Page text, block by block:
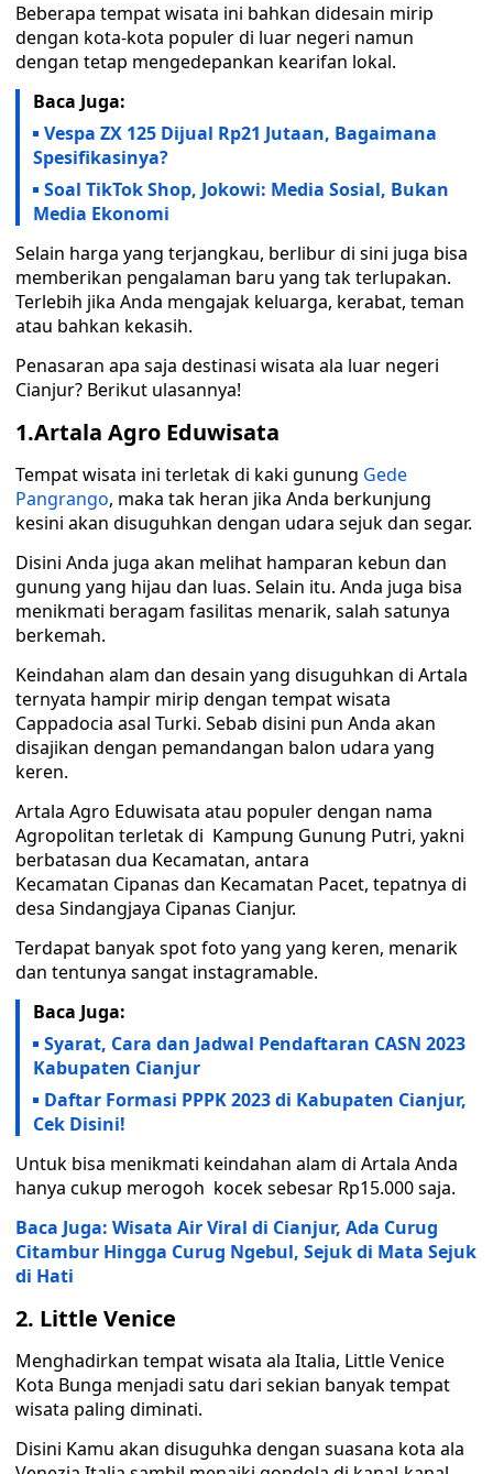
Beberapa tempat wisata ini bahkan didesain mirip
dengan kota-kota populer di luar negeri namun
dengan tetap mengedepankan kearifan lokal.
Baca Juga:
Vespa ZX 125 Dijual Rp21 Jutaan, Bagaimana
Spesifikasinya?
Soal TikTok Shop, Jokowi: Media Sosial, Bukan
Media Ekonomi
Selain harga yang terjangkau, berlibur di sini juga bisa
memberikan pengalaman baru yang tak terlupakan.
Terlebih jika Anda mengajak keluarga, kerabat, teman
atau bahkan kekasih.
Penasaran apa saja destinasi wisata ala luar negeri
Cianjur? Berikut ulasannya!
1.Artala Agro Eduwisata
Tempat wisata ini terletak di kaki gunung Gede
Pangrango, maka tak heran jika Anda berkunjung
kesini akan disuguhkan dengan udara sejuk dan segar.
Disini Anda juga akan melihat hamparan kebun dan
gunung yang hijau dan luas. Selain itu. Anda juga bisa
menikmati beragam fasilitas menarik, salah satunya
berkemah.
Keindahan alam dan desain yang disuguhkan di Artala
ternyata hampir mirip dengan tempat wisata
Cappadocia asal Turki. Sebab disini pun Anda akan
disajikan dengan pemandangan balon udara yang
keren.
Artala Agro Eduwisata atau populer dengan nama
Agropolitan terletak di Kampung Gunung Putri, yakni
berbatasan dua Kecamatan, antara
Kecamatan Cipanas dan Kecamatan Pacet, tepatnya di
desa Sindangjaya Cipanas Cianjur.
Terdapat banyak spot foto yang yang keren, menarik
dan tentunya sangat instagramable.
Baca Juga:
Syarat, Cara dan Jadwal Pendaftaran CASN 2023
Kabupaten Cianjur
Daftar Formasi PPPK 2023 di Kabupaten Cianjur,
Cek Disini!
Untuk bisa menikmati keindahan alam di Artala Anda
hanya cukup merogoh kocek sebesar Rp15.000 saja.
Baca Juga: Wisata Air Viral di Cianjur, Ada Curug
Citambur Hingga Curug Ngebul, Sejuk di Mata Sejuk
di Hati
2. Little Venice
Menghadirkan tempat wisata ala Italia, Little Venice
Kota Bunga menjadi satu dari sekian banyak tempat
wisata paling diminati.
Disini Kamu akan disuguhka dengan suasana kota ala